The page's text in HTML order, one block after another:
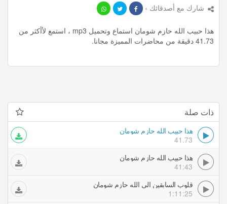
شارك مع أصدقائك ›
هذا حبيب الله حازم شومان استماع وتحميل mp3 ، استمع لأأكثر من
41.73 دقيقة من محاضرات المميزة مجانا.
ذات صلة
هذا حبيب الله حازم شومان
41.73
هذا حبيب الله حازم شومان
41:43
قلوب السابقين الى الله حازم شومان
1:11:25